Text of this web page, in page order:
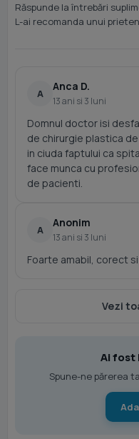
Răspunde la întrebări
L-ai recomanda unui prieten
A
Anca D.
13 ani si 3 luni
Domnul doctor isi
de chirurgie plastica
in ciuda faptului ca
face munca cu
de pacienti.
A
Anonim
13 ani si 3 luni
Foarte amabil, corect
Vezi
Ai fost
Spune-ne părerea